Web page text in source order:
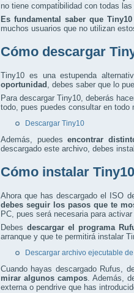
no tiene compatibilidad con todas
Es fundamental saber que
muchos usuarios que no utilizan
Cómo descargar
Tiny10 es una estupenda
oportunidad , debes saber que lo
Para descargar Tiny10, deberás
todo, pues puedes consultar en todo
Descargar Tiny10
Además, puedesencontrar
descargado este archivo, debes
Cómo instalar
Ahora que has descargado el ISO
debes seguir los pasos que te
PC, pues será necesaria para
Debesdescargar el programa
arranque y que te permitirá instalar
Descargar archivo ejecutable
Cuando hayas descargado Rufus,
mirar algunos campos. Además,
externa o pendrive que has